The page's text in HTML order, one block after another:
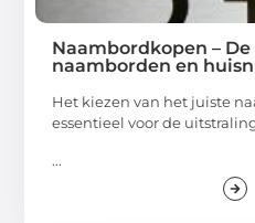
Naambordkopen –
naamborden en
Het kiezen van het juiste
essentieel voor de
...